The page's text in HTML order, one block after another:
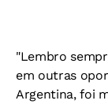
"Lembro
em outras
Argentina, foi